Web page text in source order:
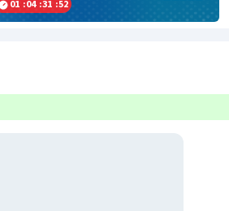
01 :04 :31 :51